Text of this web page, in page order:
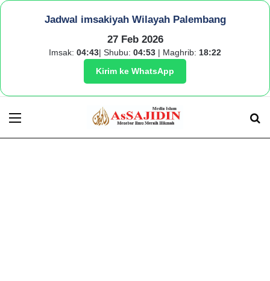
Jadwal imsakiyah Wilayah Palembang
27 Feb 2026
Imsak: 04:43| Shubu: 04:53 | Maghrib: 18:22
Kirim ke WhatsApp
Menu